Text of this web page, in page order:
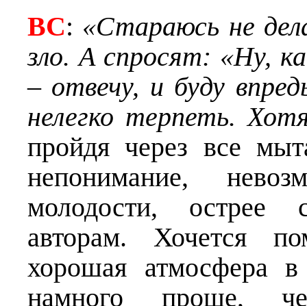
ВС: «Стараюсь не
зло. А спросят: «Ну,
– отвечу, и буду
нелегко терпеть.
пройдя через все
непонимание,
молодости, острее
авторам. Хочется
хорошая атмосфера
намного проще,